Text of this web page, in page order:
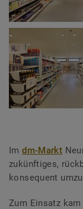
Imdm-Markt
zukünftiges,
konsequent
Zum Einsatz